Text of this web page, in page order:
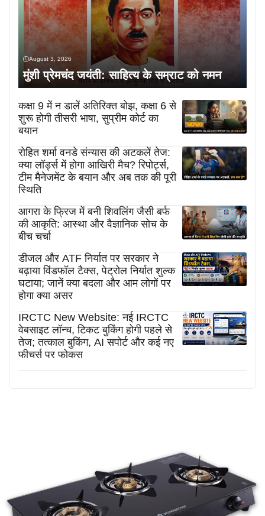
August 3, 2026
मुंशी प्रेमचंद जयंती: साहित्य के सम्राट को नमन
कक्षा 9 में न डालें अतिरिक्त बोझ, कक्षा 6 से
शुरू होगी तीसरी भाषा, सुप्रीम कोर्ट का
बयान
रोहित शर्मा वनडे संन्यास की अटकलें तेज:
क्या लॉर्ड्स में होगा आखिरी मैच? रिपोर्ट्स,
टीम मैनेजमेंट के बयान और अब तक की पूरी
स्थिति
आगरा के फ्रिज में बनी शिवलिंग जैसी बर्फ
की आकृति: आस्था और वैज्ञानिक सोच के
बीच चर्चा
डीजल और ATF निर्यात पर सरकार ने
बढ़ाया विंडफॉल टैक्स, पेट्रोल निर्यात शुल्क
घटाया; जानें क्या बदला और आम लोगों पर
होगा क्या असर
IRCTC New Website: नई IRCTC
वेबसाइट लॉन्च, टिकट बुकिंग होगी पहले से
तेज; तत्काल बुकिंग, AI सपोर्ट और कई नए
फीचर्स पर फोकस